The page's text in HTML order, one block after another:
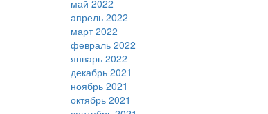
май 2022
апрель 2022
март 2022
февраль 2022
январь 2022
декабрь 2021
ноябрь 2021
октябрь 2021